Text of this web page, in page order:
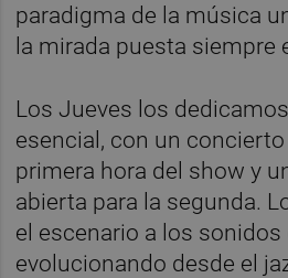
paradigma de la música
la mirada puesta siempre
Los Jueves los
esencial, con un
primera hora del show y
abierta para la segunda.
el escenario a los sonidos
evolucionando desde el